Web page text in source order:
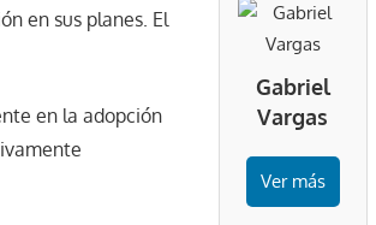
en sus planes. El
en la adopción
Gabriel
Vargas
Ver más